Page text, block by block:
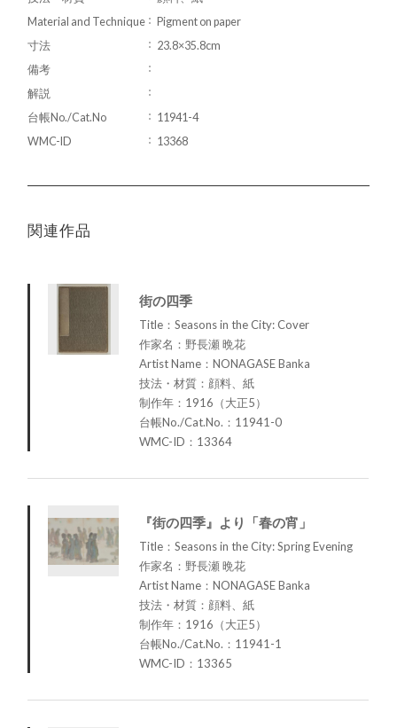
Material and Technique
Pigment on paper
寸法
23.8×35.8cm
備考
解説
台帳No./Cat.No
11941-4
WMC-ID
13368
関連作品
街の四季
Title：Seasons in the City: Cover
作家名：野長瀬 晩花
Artist Name：NONAGASE Banka
技法・材質：顔料、紙
制作年：1916（大正5）
台帳No./Cat.No.：11941-0
WMC-ID：13364
『街の四季』より「春の宵」
Title：Seasons in the City: Spring Evening
作家名：野長瀬 晩花
Artist Name：NONAGASE Banka
技法・材質：顔料、紙
制作年：1916（大正5）
台帳No./Cat.No.：11941-1
WMC-ID：13365